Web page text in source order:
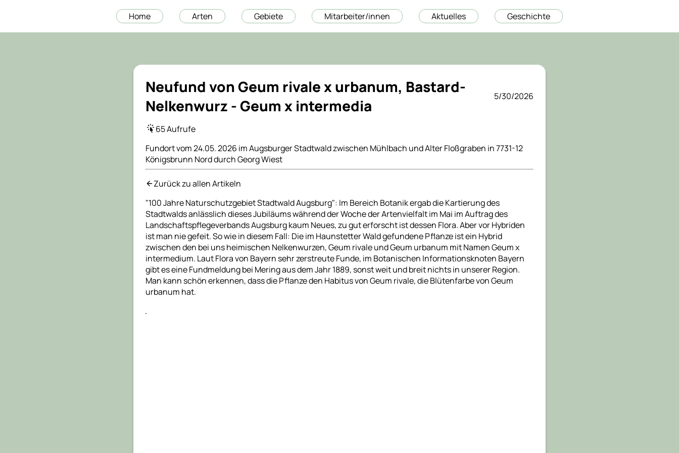
Home Arten Gebiete Mitarbeiter/innen Aktuelles Geschichte
Neufund von Geum rivale x urbanum, Bastard-
Nelkenwurz - Geum x intermedia
5/30/2026
65 Aufrufe
Fundort vom 24.05. 2026 im Augsburger Stadtwald zwischen Mühlbach und Alter Floßgraben in 7731-12
Königsbrunn Nord durch Georg Wiest
Zurück zu allen Artikeln
"100 Jahre Naturschutzgebiet Stadtwald Augsburg": Im Bereich Botanik ergab die Kartierung des
Stadtwalds anlässlich dieses Jubiläums während der Woche der Artenvielfalt im Mai im Auftrag des
Landschaftspflegeverbands Augsburg kaum Neues, zu gut erforscht ist dessen Flora. Aber vor Hybriden
ist man nie gefeit. So wie in diesem Fall: Die im Haunstetter Wald gefundene Pflanze ist ein Hybrid
zwischen den bei uns heimischen Nelkenwurzen, Geum rivale und Geum urbanum mit Namen Geum x
intermedium. Laut Flora von Bayern sehr zerstreute Funde, im Botanischen Informationsknoten Bayern
gibt es eine Fundmeldung bei Mering aus dem Jahr 1889, sonst weit und breit nichts in unserer Region.
Man kann schön erkennen, dass die Pflanze den Habitus von Geum rivale, die Blütenfarbe von Geum
urbanum hat.